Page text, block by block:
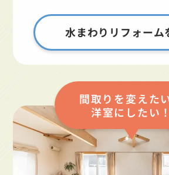
水まわりリフォーム
間取りを変えた
洋室にしたい！